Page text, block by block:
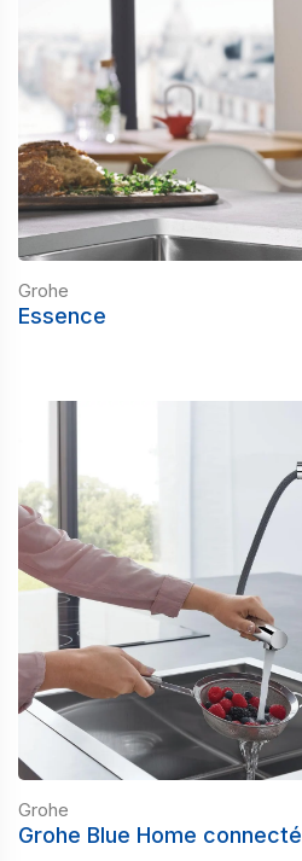
Grohe
Essence
Grohe
Grohe Blue Home connecté